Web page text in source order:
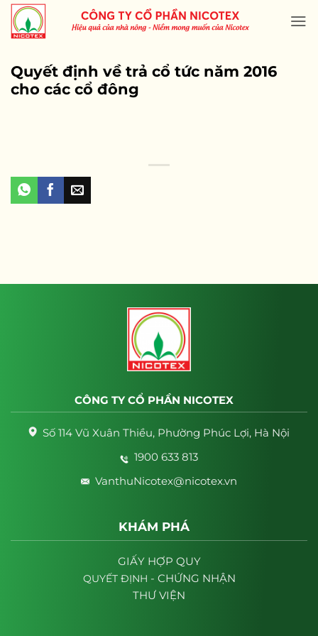
Skip
content
Quyết định về trả cổ tức năm 2016
cho các cổ đông
CÔNG TY CỔ PHẦN NICOTEX
Số 114 Vũ Xuân Thiều, Phường Phúc Lợi, Hà Nội
1900 633 813
VanthuNicotex@nicotex.vn
KHÁM PHÁ
GIẤY HỢP QUY
QUYẾT ĐỊNH - CHỨNG NHẬN
THƯ VIỆN